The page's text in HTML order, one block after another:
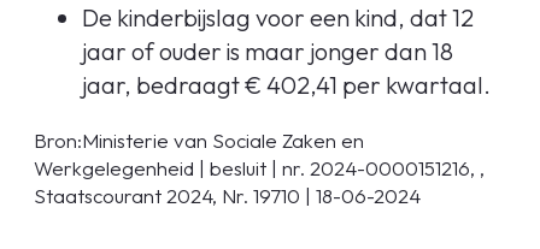
De kinderbijslag voor een kind, dat 12
jaar of ouder is maar jonger dan 18
jaar, bedraagt € 402,41 per kwartaal.
Bron:Ministerie van Sociale Zaken en
Werkgelegenheid | besluit | nr. 2024-0000151216, ,
Staatscourant 2024, Nr. 19710 | 18-06-2024